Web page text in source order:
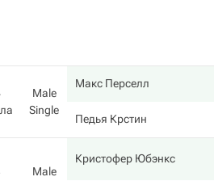
Male
Single
Макс Перселл
Педья Крстин
Male
Кристофер Юбэнкс